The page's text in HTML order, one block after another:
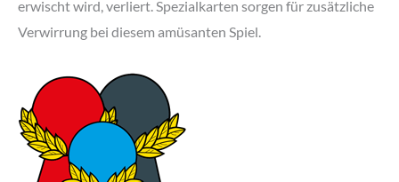
erwischt wird, verliert. Spezialkarten sorgen für zusätzliche
Verwirrung bei diesem amüsanten Spiel.